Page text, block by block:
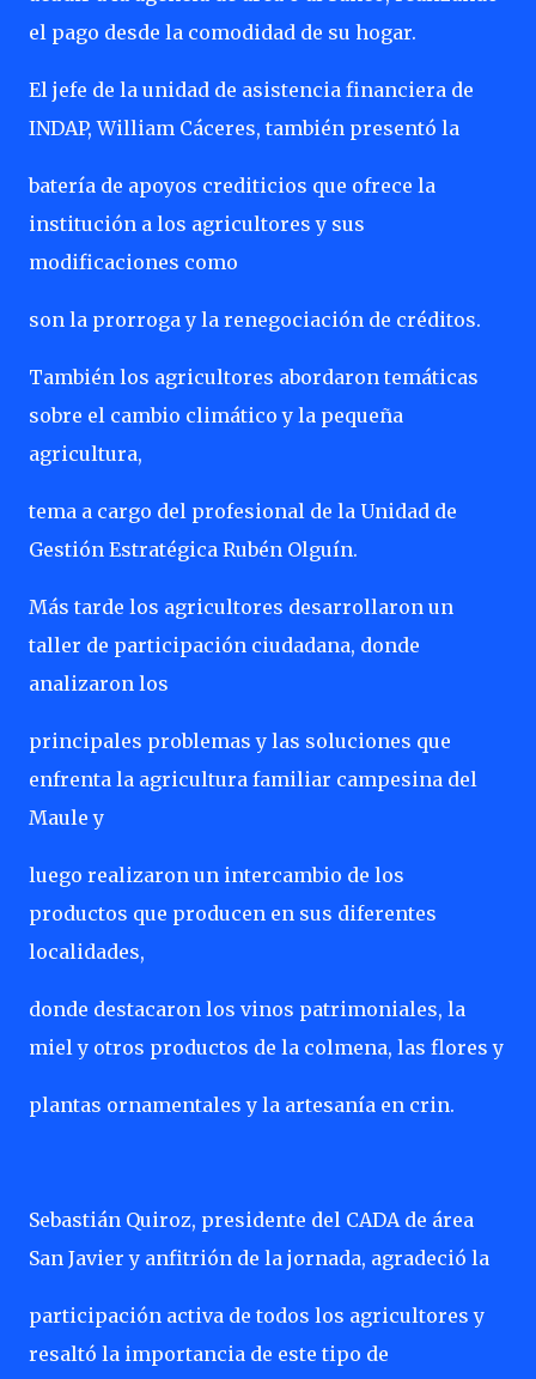
el pago desde la comodidad de su hogar.
El jefe de la unidad de asistencia financiera de
INDAP, William Cáceres, también presentó la
batería de apoyos crediticios que ofrece la
institución a los agricultores y sus
modificaciones como
son la prorroga y la renegociación de créditos.
También los agricultores abordaron temáticas
sobre el cambio climático y la pequeña
agricultura,
tema a cargo del profesional de la Unidad de
Gestión Estratégica Rubén Olguín.
Más tarde los agricultores desarrollaron un
taller de participación ciudadana, donde
analizaron los
principales problemas y las soluciones que
enfrenta la agricultura familiar campesina del
Maule y
luego realizaron un intercambio de los
productos que producen en sus diferentes
localidades,
donde destacaron los vinos patrimoniales, la
miel y otros productos de la colmena, las flores y
plantas ornamentales y la artesanía en crin.
Sebastián Quiroz, presidente del CADA de área
San Javier y anfitrión de la jornada, agradeció la
participación activa de todos los agricultores y
resaltó la importancia de este tipo de